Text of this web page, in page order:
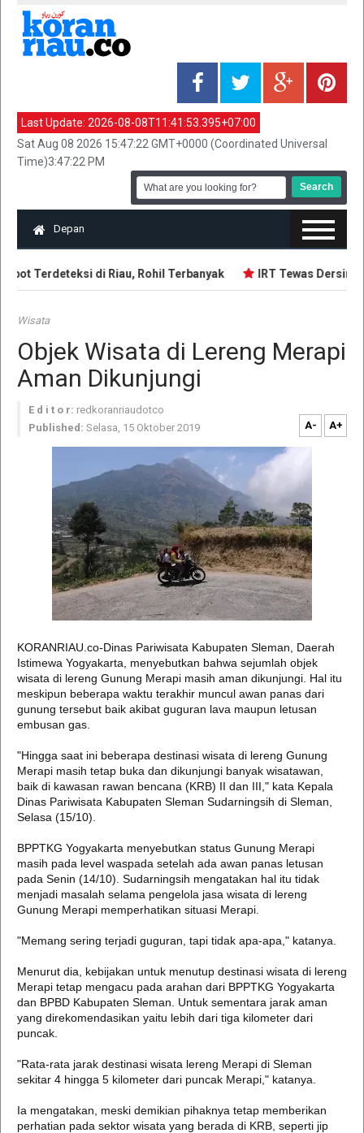
Last Update: 2026-08-08T11:41:53.395+07:00
Sat Aug 08 2026 15:47:22 GMT+0000 (Coordinated Universal
Time)3:47:22 PM
Depan
Terdeteksi di Riau, Rohil Terbanyak IRT Tewas
Wisata
Objek Wisata di Lereng Merapi
Aman Dikunjungi
E d i t o r: redkoranriaudotco
Published: Selasa, 15 Oktober 2019 A- A+
KORANRIAU.co-Dinas Pariwisata Kabupaten Sleman, Daerah
Istimewa Yogyakarta, menyebutkan bahwa sejumlah objek
wisata di lereng Gunung Merapi masih aman dikunjungi. Hal itu
meskipun beberapa waktu terakhir muncul awan panas dari
gunung tersebut baik akibat guguran lava maupun letusan
embusan gas.
"Hingga saat ini beberapa destinasi wisata di lereng Gunung
Merapi masih tetap buka dan dikunjungi banyak wisatawan,
baik di kawasan rawan bencana (KRB) II dan III," kata Kepala
Dinas Pariwisata Kabupaten Sleman Sudarningsih di Sleman,
Selasa (15/10).
BPPTKG Yogyakarta menyebutkan status Gunung Merapi
masih pada level waspada setelah ada awan panas letusan
pada Senin (14/10). Sudarningsih mengatakan hal itu tidak
menjadi masalah selama pengelola jasa wisata di lereng
Gunung Merapi memperhatikan situasi Merapi.
"Memang sering terjadi guguran, tapi tidak apa-apa," katanya.
Menurut dia, kebijakan untuk menutup destinasi wisata di lereng
Merapi tetap mengacu pada arahan dari BPPTKG Yogyakarta
dan BPBD Kabupaten Sleman. Untuk sementara jarak aman
yang direkomendasikan yaitu lebih dari tiga kilometer dari
puncak.
"Rata-rata jarak destinasi wisata lereng Merapi di Sleman
sekitar 4 hingga 5 kilometer dari puncak Merapi," katanya.
Ia mengatakan, meski demikian pihaknya tetap memberikan
perhatian pada sektor wisata yang berada di KRB, seperti jip